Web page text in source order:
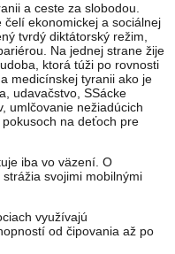
a ceste za slobodou.
ekonomickej a sociálnej
tvrdý diktátorský režim,
Na jednej strane žije
ktorá túži po rovnosti
medicínskej tyranii ako je
udavačstvo, SSácke
umlčovanie nežiadúcich
na deťoch pre
iba vo väzení. O
svojimi mobilnými
využívajú
od čipovania až po